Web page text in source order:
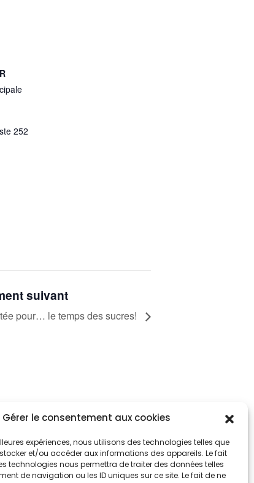
Gérer le consentement aux cookies
expériences, nous utilisons des technologies telles que
et/ou accéder aux informations des appareils. Le fait
technologies nous permettra de traiter des données telles
de navigation ou les ID uniques sur ce site. Le fait de ne
252
suivant
pour… le temps des sucres!
informés
vous aux alertes municipales